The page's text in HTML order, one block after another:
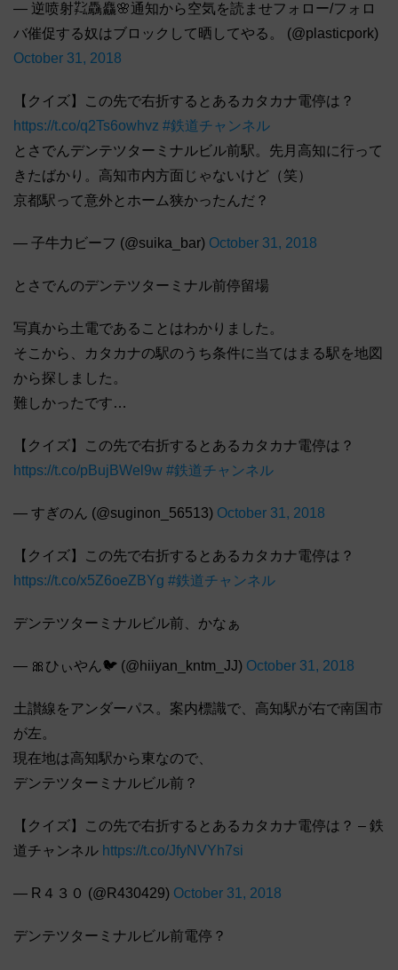
— 逆喷射㌠驫麤🌸通知から空気を読ませフォロー/フォロ
バ催促する奴はブロックして晒してやる。 (@plasticpork)
October 31, 2018
【クイズ】この先で右折するとあるカタカナ電停は？
https://t.co/q2Ts6owhvz #鉄道チャンネル
とさでんデンテツターミナルビル前駅。先月高知に行って
きたばかり。高知市内方面じゃないけど（笑）
京都駅って意外とホーム狭かったんだ？
— 子牛力ビーフ (@suika_bar) October 31, 2018
とさでんのデンテツターミナル前停留場
写真から土電であることはわかりました。
そこから、カタカナの駅のうち条件に当てはまる駅を地図
から探しました。
難しかったです…
【クイズ】この先で右折するとあるカタカナ電停は？
https://t.co/pBujBWel9w #鉄道チャンネル
— すぎのん (@suginon_56513) October 31, 2018
【クイズ】この先で右折するとあるカタカナ電停は？
https://t.co/x5Z6oeZBYg #鉄道チャンネル
デンテツターミナルビル前、かなぁ
— 🎀ひぃやん🐦 (@hiiyan_kntm_JJ) October 31, 2018
土讃線をアンダーパス。案内標識で、高知駅が右で南国市
が左。
現在地は高知駅から東なので、
デンテツターミナルビル前？
【クイズ】この先で右折するとあるカタカナ電停は？ – 鉄
道チャンネル https://t.co/JfyNVYh7si
— R４３０ (@R430429) October 31, 2018
デンテツターミナルビル前電停？